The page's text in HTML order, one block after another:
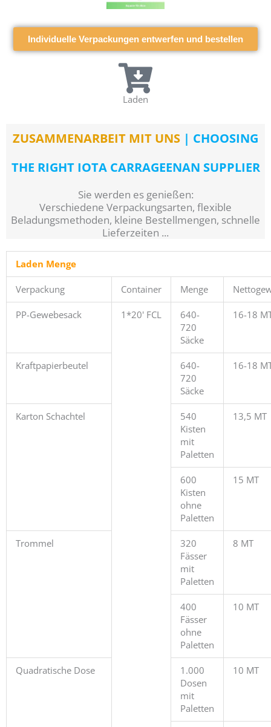
Individuelle Verpackungen entwerfen und bestellen
Laden
ZUSAMMENARBEIT MIT UNS | CHOOSING
THE RIGHT IOTA CARRAGEENAN SUPPLIER
Sie werden es genießen:
Verschiedene Verpackungsarten, flexible
Beladungsmethoden, kleine Bestellmengen, schnelle
Lieferzeiten ...
Laden Menge
Verpackung Container Menge
PP-Gewebesack 1*20' FCL
640-
720
Säcke
16-18
Kraftpapierbeutel
640-
720
Säcke
16-18
Karton Schachtel
540
Kisten
mit
Paletten
13,5 MT
600
Kisten
ohne
Paletten
15 MT
Trommel
320
Fässer
mit
Paletten
8 MT
400
Fässer
ohne
Paletten
10 MT
Quadratische Dose
1.000
Dosen
mit
Paletten
10 MT